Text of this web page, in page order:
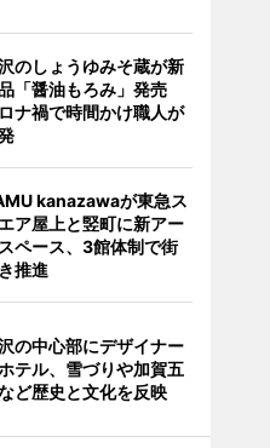
のしょうゆみそ蔵が新
「醤油もろみ」発売
ナ禍で時間かけ職人が
kanazawaが東急ス
ア屋上と竪町に新アー
ペース、3館体制で街
推進
の中心部にデザイナー
テル、雪づりや加賀五
ど歴史と文化を反映